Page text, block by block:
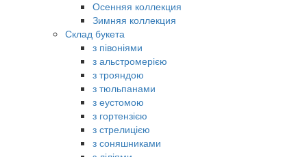
Осенняя коллекция
Зимняя коллекция
Склад букета
з півоніями
з альстромерією
з трояндою
з тюльпанами
з еустомою
з гортензією
з стрелицією
з соняшниками